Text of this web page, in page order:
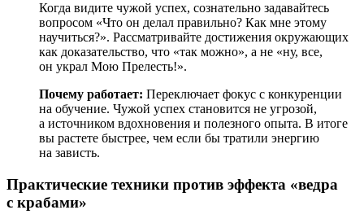
Когда видите чужой успех, сознательно задавайтесь
вопросом «Что он делал правильно? Как мне этому
научиться?». Рассматривайте достижения окружающих
как доказательство, что «так можно», а не «ну, все,
он украл Мою Прелесть!».
Почему работает: Переключает фокус с конкуренции
на обучение. Чужой успех становится не угрозой,
а источником вдохновения и полезного опыта. В итоге
вы растете быстрее, чем если бы тратили энергию
на зависть.
Практические техники против эффекта «ведра
с крабами»